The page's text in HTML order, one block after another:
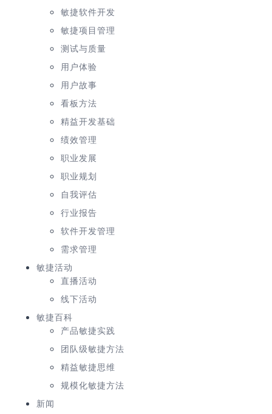
敏捷软件开发
敏捷项目管理
测试与质量
用户体验
用户故事
看板方法
精益开发基础
绩效管理
职业发展
职业规划
自我评估
行业报告
软件开发管理
需求管理
敏捷活动
直播活动
线下活动
敏捷百科
产品敏捷实践
团队级敏捷方法
精益敏捷思维
规模化敏捷方法
新闻